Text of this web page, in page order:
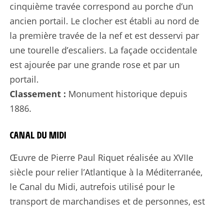
cinquième travée correspond au porche d’un
ancien portail. Le clocher est établi au nord de
la première travée de la nef et est desservi par
une tourelle d’escaliers. La façade occidentale
est ajourée par une grande rose et par un
portail.
Classement : Monument historique depuis
1886.
CANAL DU MIDI
Œuvre de Pierre Paul Riquet réalisée au XVIIe
siècle pour relier l’Atlantique à la Méditerranée,
le Canal du Midi, autrefois utilisé pour le
transport de marchandises et de personnes, est